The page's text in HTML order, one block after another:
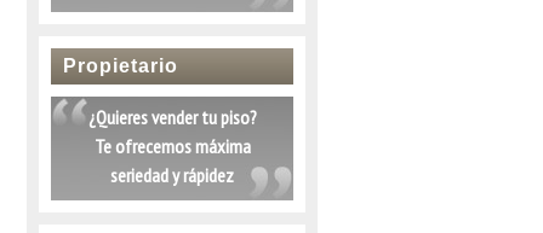
Propietario
¿Quieres vender tu piso?
Te ofrecemos máxima
seriedad y rápidez